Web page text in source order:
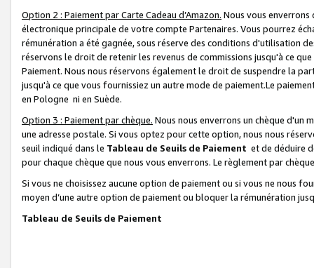
Option 2 : Paiement par Carte Cadeau d’Amazon. Nous vous
électronique principale de votre compte Partenaires. Vous pourrez
rémunération a été gagnée, sous réserve des conditions d'utilisation
réservons le droit de retenir les revenus de commissions jusqu'à ce
Paiement. Nous nous réservons également le droit de suspendre la
jusqu'à ce que vous fournissiez un autre mode de paiement.Le
en Pologne ni en Suède.
Option 3 : Paiement par chèque. Nous nous enverrons un chèque d'un
une adresse postale. Si vous optez pour cette option, nous nous
seuil indiqué dans le Tableau de Seuils de Paiement et de déduire
pour chaque chèque que nous vous enverrons. Le règlement par
Si vous ne choisissez aucune option de paiement ou si vous ne nous
moyen d’une autre option de paiement ou bloquer la rémunération
Tableau de Seuils de Paiement